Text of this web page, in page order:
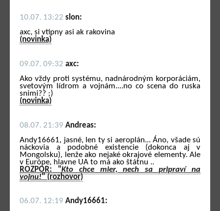
10.07. 13:22 slon:
axc, si vtipny asi ak rakovina
(novinka)
09.07. 09:32 axc:
Ako vždy proti systému, nadnárodným korporáciám,
svetovým lídrom a vojnám....no co scena do ruska
snimi?? ;)
(novinka)
08.07. 21:39 Andreas:
Andy16661, jasné, len ty si aeroplán... Áno, všade sú
náckovia a podobné existencie (dokonca aj v
Mongolsku), lenže ako nejaké okrajové elementy. Ale
v Európe, hlavne UA to má ako štátnu ..
ROZPOR: "Kto chce mier, nech sa pripraví na
vojnu!" (rozhovor)
06.07. 12:19 Andy16661: